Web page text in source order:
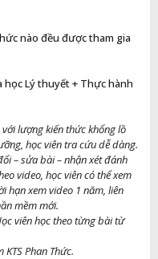
nào đều được tham gia
học Lý thuyết + Thực hành
lượng kiến thức khổng lồ
học viên tra cứu dễ dàng.
– sửa bài – nhận xét đánh
video, học viên có thể xem
hạn xem video 1 năm, liên
mềm mới.
viên học theo từng bài từ
Phan Thức.